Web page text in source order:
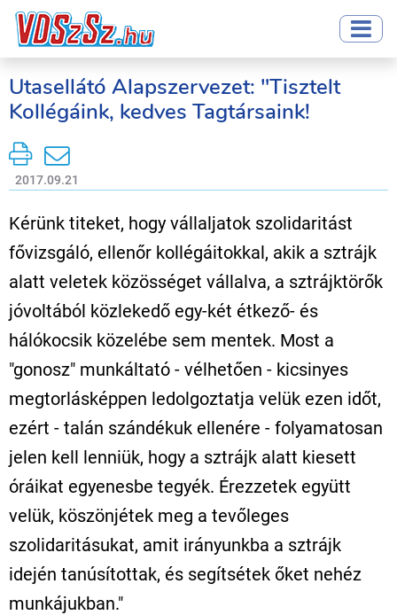
Utasellátó Alapszervezet: "Tisztelt
Kollégáink, kedves Tagtársaink!
2017.09.21
Kérünk titeket, hogy vállaljatok szolidaritást
fővizsgáló, ellenőr kollégáitokkal, akik a sztrájk
alatt veletek közösséget vállalva, a sztrájktörők
jóvoltából közlekedő egy-két étkező- és
hálókocsik közelébe sem mentek. Most a
"gonosz" munkáltató - vélhetően - kicsinyes
megtorlásképpen ledolgoztatja velük ezen időt,
ezért - talán szándékuk ellenére - folyamatosan
jelen kell lenniük, hogy a sztrájk alatt kiesett
óráikat egyenesbe tegyék. Érezzetek együtt
velük, köszönjétek meg a tevőleges
szolidaritásukat, amit irányunkba a sztrájk
idején tanúsítottak, és segítsétek őket nehéz
munkájukban."